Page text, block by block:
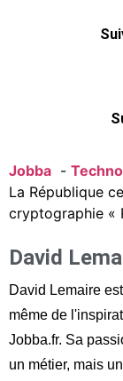
Jobba
La République
cryptographie «
David
David Lemaire
même de
Jobba.fr. Sa
un métier, mais